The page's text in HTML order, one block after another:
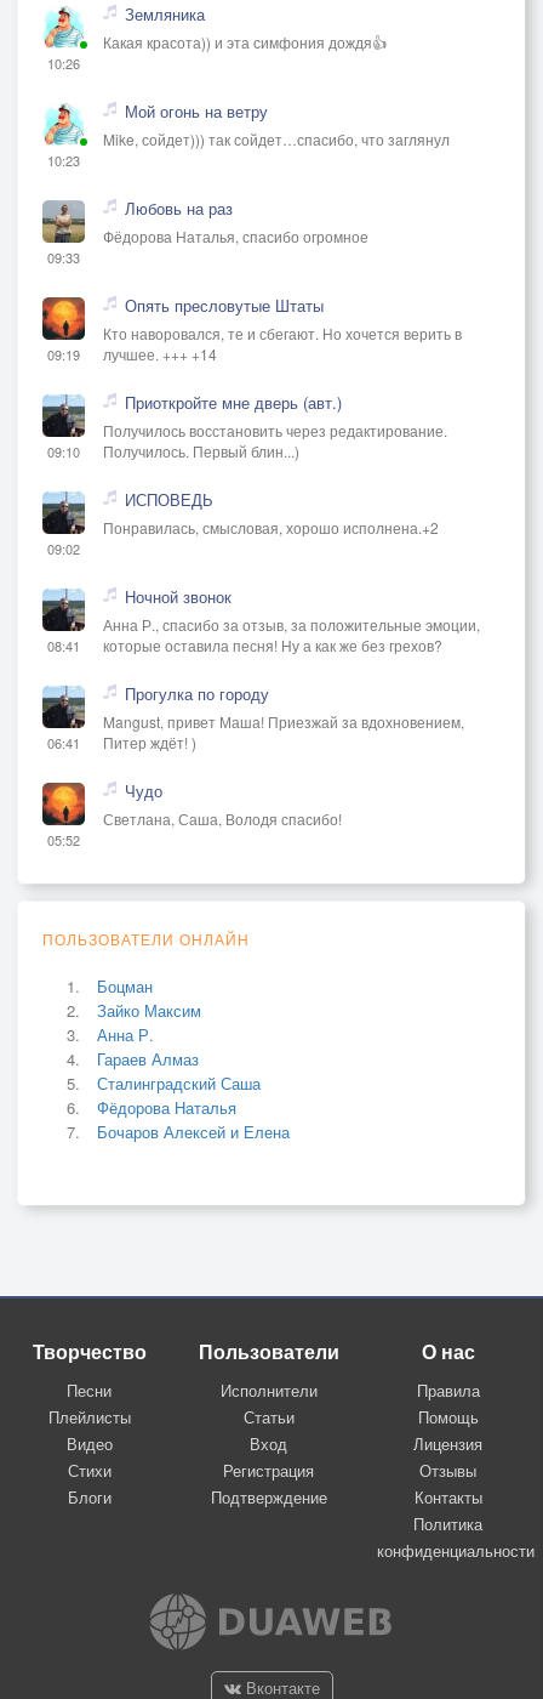
10:26
Земляника
Какая красота)) и эта симфония дождя👍
10:23
Мой огонь на ветру
Mike, сойдет))) так сойдет…спасибо, что заглянул
09:33
Любовь на раз
Фёдорова Наталья, спасибо огромное
09:19
Опять пресловутые Штаты
Кто наворовался, те и сбегают. Но хочется верить в
лучшее. +++ +14
09:10
Приоткройте мне дверь (авт.)
Получилось восстановить через редактирование.
Получилось. Первый блин...)
09:02
ИСПОВЕДЬ
Понравилась, смысловая, хорошо исполнена.+2
08:41
Ночной звонок
Анна Р., спасибо за отзыв, за положительные эмоции,
которые оставила песня! Ну а как же без грехов?
06:41
Прогулка по городу
Mangust, привет Маша! Приезжай за вдохновением,
Питер ждёт! )
05:52
Чудо
Светлана, Саша, Володя спасибо!
ПОЛЬЗОВАТЕЛИ ОНЛАЙН
Боцман
Зайко Максим
Анна Р.
Гараев Алмаз
Сталинградский Саша
Фёдорова Наталья
Бочаров Алексей и Елена
Творчество
Песни
Плейлисты
Видео
Стихи
Блоги
Пользователи
Исполнители
Статьи
Вход
Регистрация
Подтверждение
О нас
Правила
Помощь
Лицензия
Отзывы
Контакты
Политика
конфиденциальности
Вконтакте